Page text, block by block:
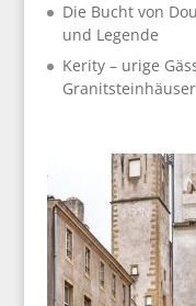
Die Bucht von
und Legende
Kerity – urige
Granitsteinhäuser